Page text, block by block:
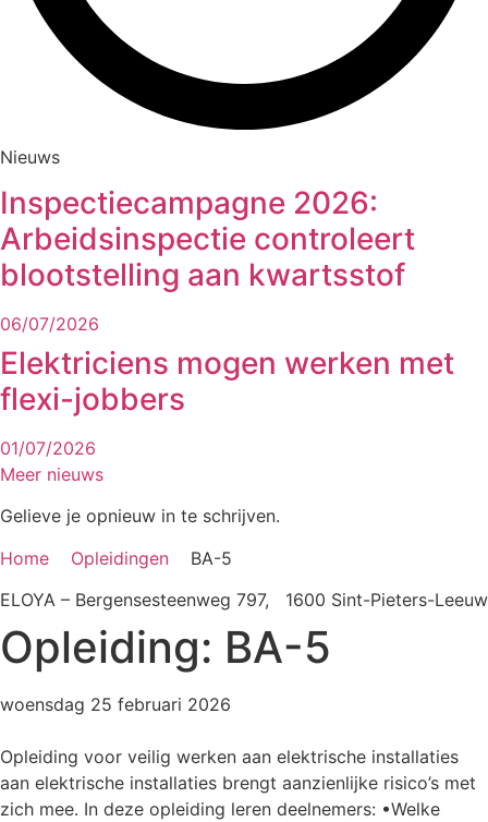
Nieuws
Inspectiecampagne 2026:
Arbeidsinspectie controleert
blootstelling aan kwartsstof
06/07/2026
Elektriciens mogen werken met
flexi-jobbers
01/07/2026
Meer nieuws
Gelieve je opnieuw in te schrijven.
Home
Opleidingen
BA-5
ELOYA – Bergensesteenweg 797, 1600 Sint-Pieters-Leeuw
Opleiding: BA-5
woensdag 25 februari 2026
Opleiding voor veilig werken aan elektrische installaties
aan elektrische installaties brengt aanzienlijke risico’s met
zich mee. In deze opleiding leren deelnemers: •Welke